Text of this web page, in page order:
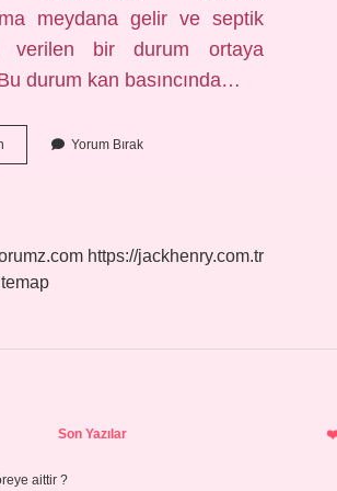
meydana gelir ve septik
verilen bir durum ortaya
durum kan basıncında…
Enfeksiyona
Yorum Bırak
https://jackhenry.com.tr
Son Yazılar
aittir ?